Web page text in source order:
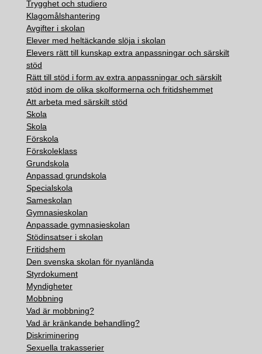
Trygghet och studiero
Klagomålshantering
Avgifter i skolan
Elever med heltäckande slöja i skolan
Elevers rätt till kunskap extra anpassningar och särskilt
stöd
Rätt till stöd i form av extra anpassningar och särskilt
stöd inom de olika skolformerna och fritidshemmet
Att arbeta med särskilt stöd
Skola
Skola
Förskola
Förskoleklass
Grundskola
Anpassad grundskola
Specialskola
Sameskolan
Gymnasieskolan
Anpassade gymnasieskolan
Stödinsatser i skolan
Fritidshem
Den svenska skolan för nyanlända
Styrdokument
Myndigheter
Mobbning
Vad är mobbning?
Vad är kränkande behandling?
Diskriminering
Sexuella trakasserier